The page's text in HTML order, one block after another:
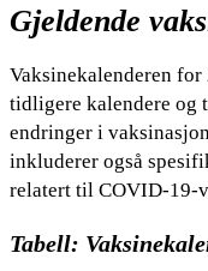
Gjeldende
Vaksinekalenderen
tidligere kalendere og
endringer i
inkluderer også
relatert til COVID-19-
Tabell: